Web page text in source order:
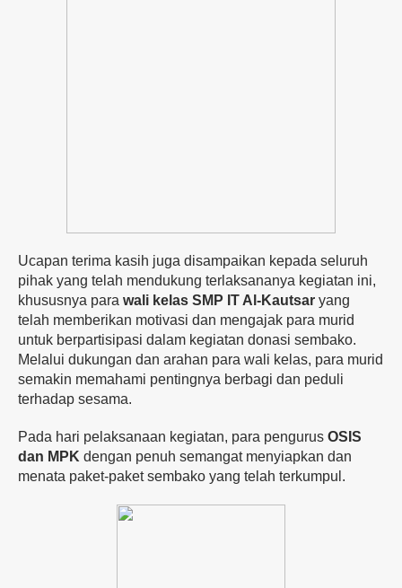
Ucapan terima kasih juga disampaikan kepada seluruh
pihak yang telah mendukung terlaksananya kegiatan ini,
khususnya para wali kelas SMP IT Al-Kautsar yang
telah memberikan motivasi dan mengajak para murid
untuk berpartisipasi dalam kegiatan donasi sembako.
Melalui dukungan dan arahan para wali kelas, para murid
semakin memahami pentingnya berbagi dan peduli
terhadap sesama.
Pada hari pelaksanaan kegiatan, para pengurus OSIS
dan MPK dengan penuh semangat menyiapkan dan
menata paket-paket sembako yang telah terkumpul.